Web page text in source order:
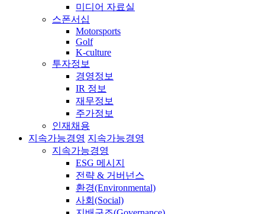
미디어 자료실
스폰서십
Motorsports
Golf
K-culture
투자정보
경영정보
IR 정보
재무정보
주가정보
인재채용
지속가능경영 지속가능경영
지속가능경영
ESG 메시지
전략 & 거버넌스
환경(Environmental)
사회(Social)